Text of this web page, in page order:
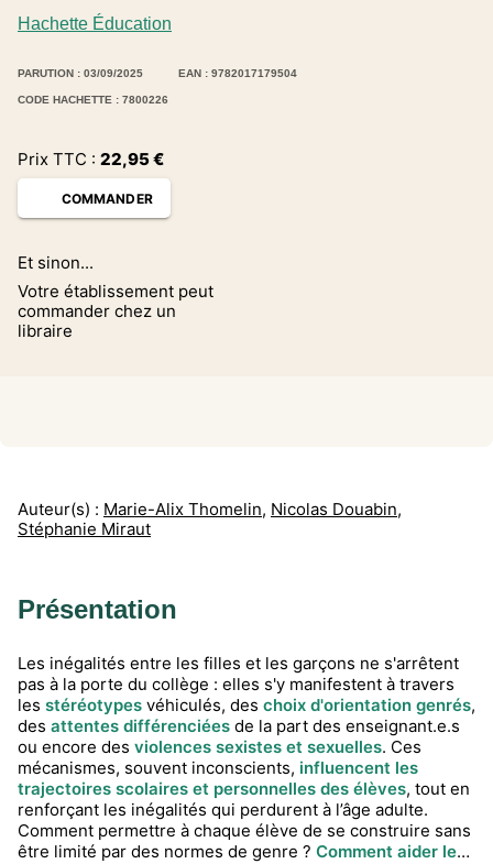
Hachette Éducation
PARUTION : 03/09/2025 EAN : 9782017179504
CODE HACHETTE : 7800226
Prix TTC : 22,95€
COMMANDER
Et sinon...
Votre établissement peut
commander chez un
libraire
Auteur(s) : Marie-Alix Thomelin, Nicolas Douabin,
Stéphanie Miraut
Présentation
Les inégalités entre les filles et les garçons ne s'arrêtent
pas à la porte du collège : elles s'y manifestent à travers
les stéréotypes véhiculés, des choix d'orientation genrés,
des attentes différenciées de la part des enseignant.e.s
ou encore des violences sexistes et sexuelles. Ces
mécanismes, souvent inconscients, influencent les
trajectoires scolaires et personnelles des élèves, tout en
renforçant les inégalités qui perdurent à l’âge adulte.
Comment permettre à chaque élève de se construire sans
être limité par des normes de genre ? Comment aider les